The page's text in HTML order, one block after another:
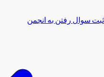
ثبت سوال رفتن به انجمن